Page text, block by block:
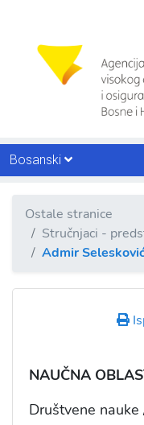
Bosanski
Ostale stranice
Stručnjaci -
Admir
NAUČNA
Društvene nauke